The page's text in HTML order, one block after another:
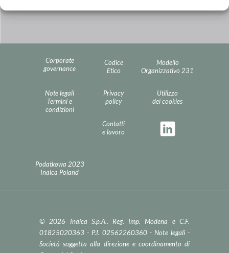
Corporate
governance
Codice
Etico
Modello
Organizzativo 231
Note legali
Termini e
condizioni
Privacy
policy
Utilizzo
dei cookies
Contatti
e lavoro
Podatkowa 2023
Inalca Poland
© 2026 Inalca S.p.A.. Reg. Imp. Modena e C.F.
01825020363 - P.I. 02562260360 - Note legali-
Società soggetta alla direzione e coordinamento di